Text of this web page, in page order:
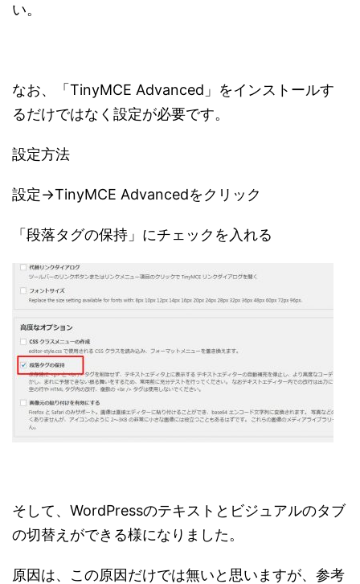
い。
なお、「TinyMCE Advanced」をインストールす
るだけではなく設定が必要です。
設定方法
設定→TinyMCE Advancedをクリック
「段落タグの保持」にチェックを入れる
そして、WordPressのテキストとビジュアルのタブ
の切替えができる様になりました。
原因は、この原因だけでは無いと思いますが、参考